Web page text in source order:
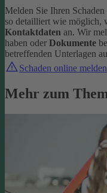
Melden Sie Ihren
so detailliert wie möglich,
Kontaktdaten an. Wir
haben oder Dokumente
betreffenden Unterlagen
Schaden online melden
Mehr zum